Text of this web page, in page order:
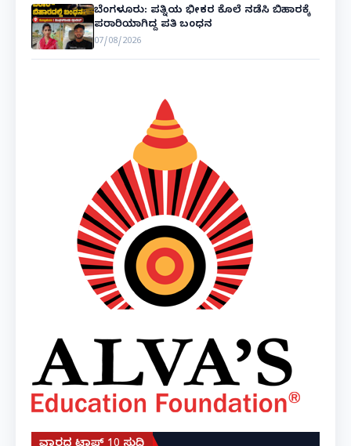
ಬೆಂಗಳೂರು: ಪತ್ನಿಯ ಭೀಕರ ಕೊಲೆ ನಡೆಸಿ ಬಿಹಾರಕ್ಕೆ
ಪರಾರಿಯಾಗಿದ್ದ ಪತಿ ಬಂಧನ
07/08/2026